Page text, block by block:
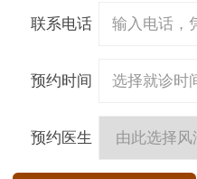
联系电话
预约时间
预约医生